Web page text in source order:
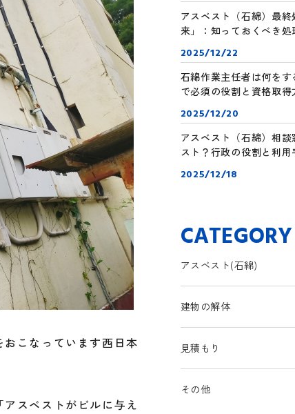
こなっています西日本
スベストがビルに与え
アスベスト（石綿）最
来」：知っておくべき
2025/12/22
石綿作業主任者は何を
で必須の役割と資格取
2025/12/20
アスベスト（石綿）相
スト？行政の役割と利
2025/12/18
CATEGORY
アスベスト(石綿)
建物の解体
見積もり
その他